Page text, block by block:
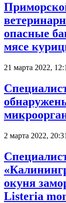
опасные
мясе
21 марта 2022,
2 марта 2022, 20:31
окуня
Listeria